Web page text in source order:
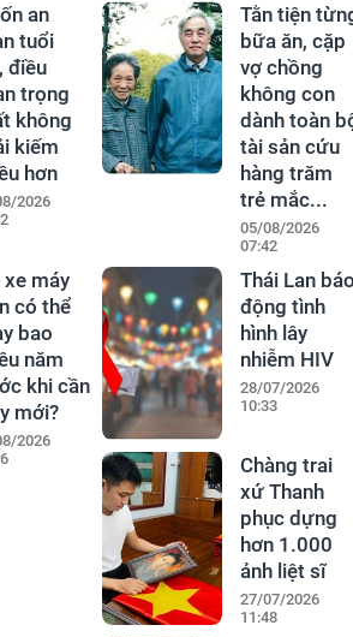
an
tuổi
điều
trọng
không
kiếm
hơn
2026
Tằn tiện
bữa ăn, cặp
vợ chồng
không con
dành toàn
tài sản cứu
hàng trăm
trẻ mắc...
05/08/2026
07:42
xe máy
có thể
bao
năm
khi cần
mới?
2026
Thái Lan
động tình
hình lây
nhiễm HIV
28/07/2026
10:33
Chàng trai
xứ Thanh
phục dựng
hơn 1.000
ảnh liệt sĩ
27/07/2026
11:48